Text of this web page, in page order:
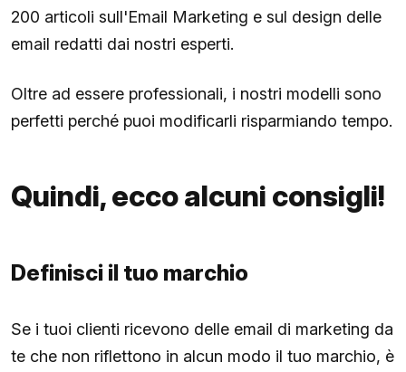
200 articoli sull'Email Marketing e sul design delle
email redatti dai nostri esperti.
Oltre ad essere professionali, i nostri modelli sono
perfetti perché puoi modificarli risparmiando tempo.
Quindi, ecco alcuni consigli!
Definisci il tuo marchio
Se i tuoi clienti ricevono delle email di marketing da
te che non riflettono in alcun modo il tuo marchio, è